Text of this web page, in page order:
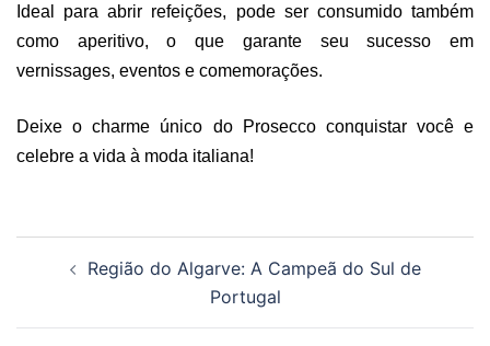
Ideal para abrir refeições, pode ser consumido também
como aperitivo, o que garante seu sucesso em
vernissages, eventos e comemorações.
Deixe o charme único do Prosecco conquistar você e
celebre a vida à moda italiana!
Região do Algarve: A Campeã do Sul de
Portugal